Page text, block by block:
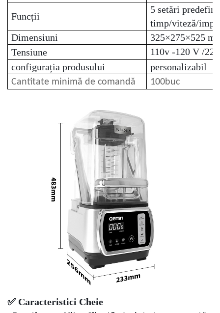
Funcții
5 setări
timp/viteză/
Dimensiuni
325×275×525
Tensiune
110v-120 V/
configurația produsului
personalizabil
Cantitate minimă de comandă 100buc
✅ Caracteristici Cheie